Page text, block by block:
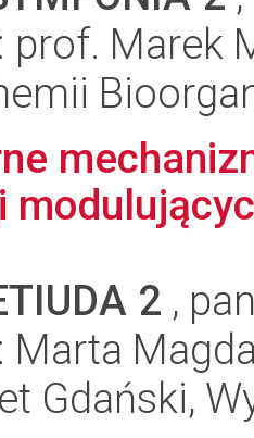
prof. Marek
2 ,
Marta
Gdański,